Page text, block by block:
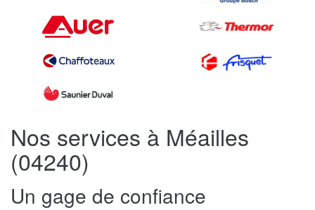
Nos services à Méailles
(04240)
Un gage de confiance